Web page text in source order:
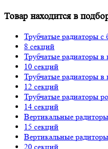
Товар находится в
Трубчатые радиаторы
8 секций
Трубчатые радиаторы
10 секций
Трубчатые радиаторы в
12 секций
Трубчатые радиаторы
14 секций
Вертикальные
15 секций
Вертикальные
20 секций